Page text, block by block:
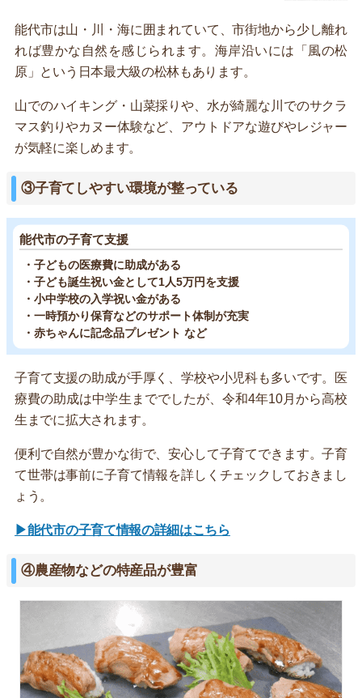
能代市は山・川・海に囲まれていて、市街地から少し離れ
れば豊かな自然を感じられます。海岸沿いには「風の松
原」という日本最大級の松林もあります。
山でのハイキング・山菜採りや、水が綺麗な川でのサクラ
マス釣りやカヌー体験など、アウトドアな遊びやレジャー
が気軽に楽しめます。
③子育てしやすい環境が整っている
能代市の子育て支援
・子どもの医療費に助成がある
・子ども誕生祝い金として1人5万円を支援
・小中学校の入学祝い金がある
・一時預かり保育などのサポート体制が充実
・赤ちゃんに記念品プレゼント など
子育て支援の助成が手厚く、学校や小児科も多いです。医
療費の助成は中学生まででしたが、令和4年10月から高校
生までに拡大されます。
便利で自然が豊かな街で、安心して子育てできます。子育
て世帯は事前に子育て情報を詳しくチェックしておきまし
ょう。
▶能代市の子育て情報の詳細はこちら
④農産物などの特産品が豊富